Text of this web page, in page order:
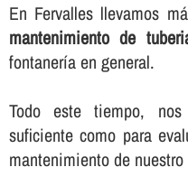
En Fervalles llevamos
mantenimiento de
fontanerí­a en general.
Todo este tiempo,
suficiente como para
mantenimiento de